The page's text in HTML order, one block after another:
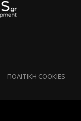
ΠΟΛΙΤΙΚΗ COOKIES